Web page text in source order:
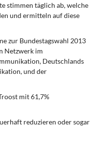
stimmen täglich ab, welche
und ermitteln auf diese
zur Bundestagswahl 2013
Netzwerk im
Deutschlands
und der
mit 61,7%
reduzieren oder sogar